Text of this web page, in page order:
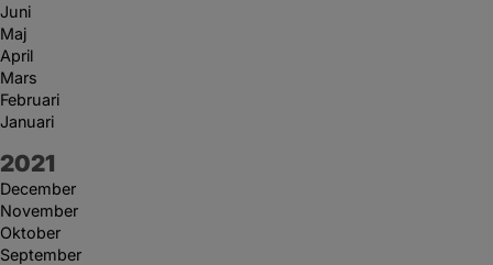
Juni
Maj
April
Mars
Februari
Januari
År:
2021
December
November
Oktober
September